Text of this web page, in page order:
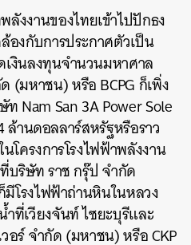
งงานของไทยเข้าไปปักธง
องกับการประกาศตัวเป็น
งินลงทุนจำนวนมหาศาล
(มหาชน) หรือ BCPG ก็เพิ่ง
Nam San 3A Power Sole
ล้านดอลลาร์สหรัฐหรือราว
ครงการโรงไฟฟ้าพลังงาน
บริษัท ราช กรุ๊ป จำกัด
มีโรงไฟฟ้าถ่านหินในหลวง
ที่เวียงจันท์ ไซยะบุรีและ
อร์ จำกัด (มหาชน) หรือ CKP